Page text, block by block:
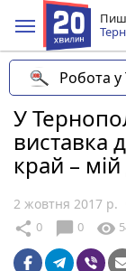
Робота у
У
виставка
край – мій
2 жовтня 2017 р.
share 0 chat_bubble 0 visibility